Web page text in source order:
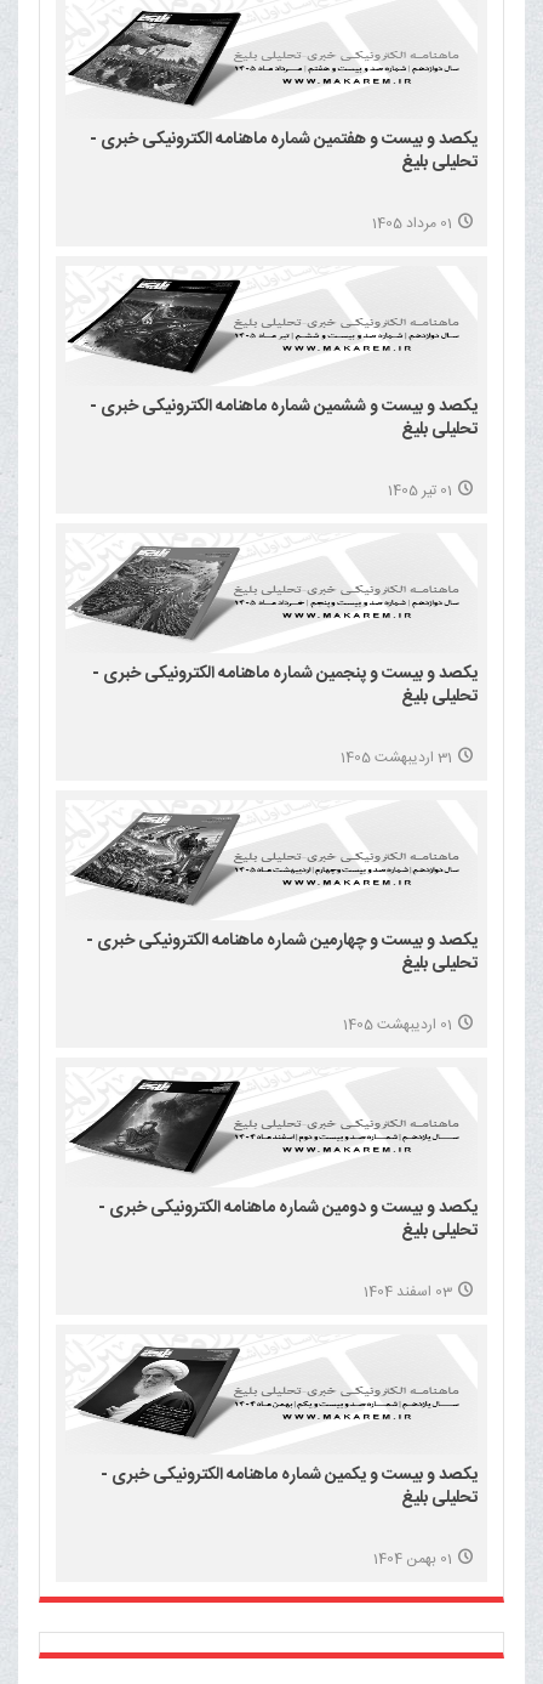
یکصد و بیست و هفتمین شماره ماهنامه الکترونیکی خبری -
تحلیلی بلیغ
01 مرداد 1405
یکصد و بیست و ششمین شماره ماهنامه الکترونیکی خبری -
تحلیلی بلیغ
01 تیر 1405
یکصد و بیست و پنجمین شماره ماهنامه الکترونیکی خبری -
تحلیلی بلیغ
31 اردیبهشت 1405
یکصد و بیست و چهارمین شماره ماهنامه الکترونیکی خبری -
تحلیلی بلیغ
01 اردیبهشت 1405
یکصد و بیست و دومین شماره ماهنامه الکترونیکی خبری -
تحلیلی بلیغ
03 اسفند 1404
یکصد و بیست و یکمین شماره ماهنامه الکترونیکی خبری -
تحلیلی بلیغ
01 بهمن 1404